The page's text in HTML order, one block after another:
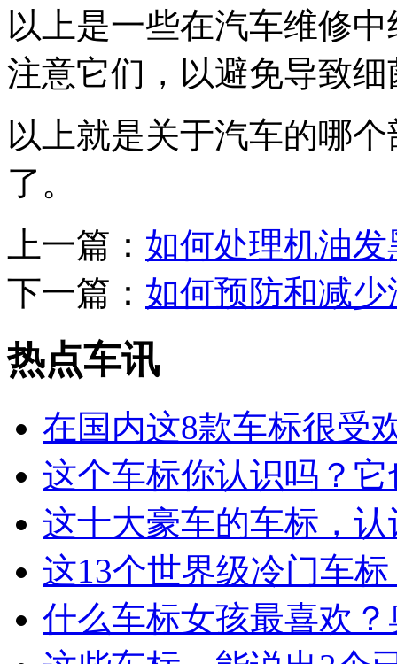
以上是一些在汽车维修
注意它们，以避免导致
以上就是关于汽车的哪
了。
上一篇： 如何处理机油发
下一篇： 如何预防和减
热点车讯
在国内这8款车标很受
这个车标你认识吗？
这十大豪车的车标，
这13个世界级冷门车
什么车标女孩最喜欢